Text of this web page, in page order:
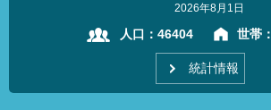
2026年8月1日
人口： 46404 世帯：
統計情報